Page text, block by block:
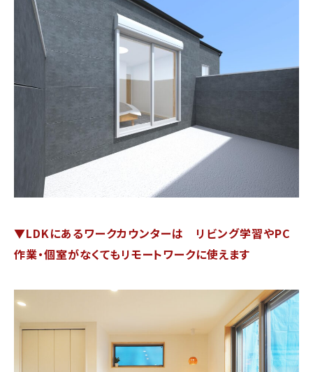
▼LDKにあるワークカウンターは リビング学習やPC
作業・個室がなくてもリモートワークに使えます